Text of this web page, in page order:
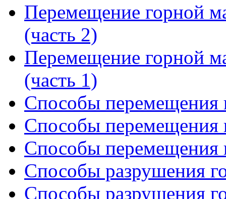
Перемещение горной
(часть 2)
Перемещение горной
(часть 1)
Способы перемещения
Способы перемещения
Способы перемещения
Способы разрушения
Способы разрушения